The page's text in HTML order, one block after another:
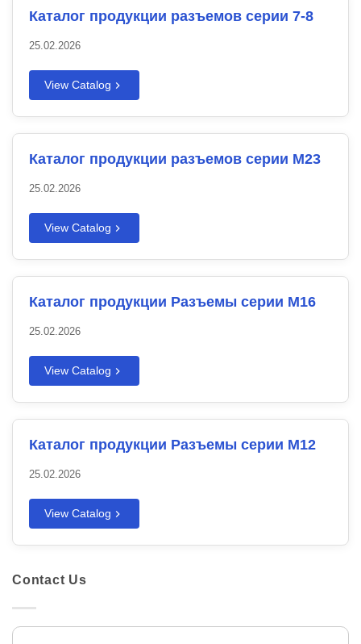
Каталог продукции разъемов серии 7-8
25.02.2026
View Catalog
Каталог продукции разъемов серии M23
25.02.2026
View Catalog
Каталог продукции Разъемы серии M16
25.02.2026
View Catalog
Каталог продукции Разъемы серии M12
25.02.2026
View Catalog
Contact Us